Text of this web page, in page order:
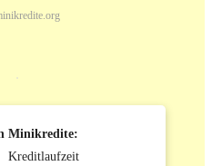
Minikredite:
Kreditlaufzeit